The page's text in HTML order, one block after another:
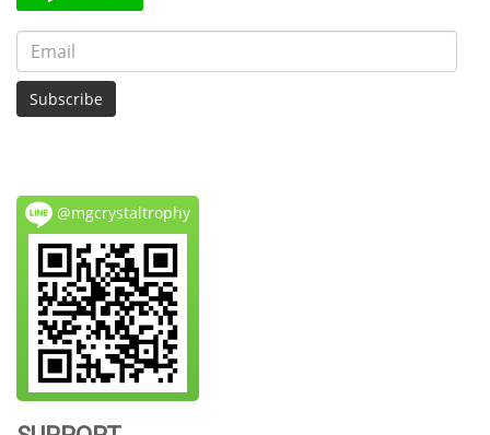
Subscribe
@mgcrystaltrophy